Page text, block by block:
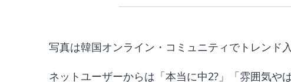
写真は韓国オンライン・コミュニティでトレンド入
ネットユーザーからは「本当に中2?」「雰囲気や